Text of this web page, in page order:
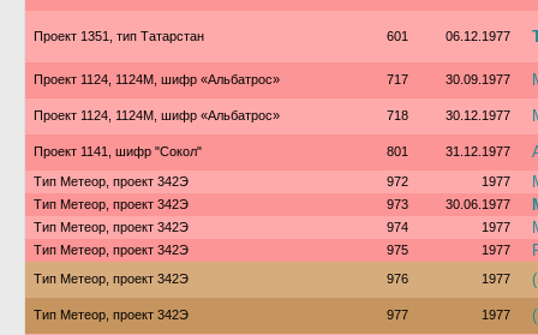
Проект 1351, тип Татарстан 601 06.12.1977
Проект 1124, 1124М, шифр «Альбатрос» 717 30.09.1977
Проект 1124, 1124М, шифр «Альбатрос» 718 30.12.1977
Проект 1141, шифр "Сокол" 801 31.12.1977
Тип Метеор, проект 342Э 972 1977
Тип Метеор, проект 342Э 973 30.06.1977
Тип Метеор, проект 342Э 974 1977
Тип Метеор, проект 342Э 975 1977
Тип Метеор, проект 342Э 976 1977
Тип Метеор, проект 342Э 977 1977